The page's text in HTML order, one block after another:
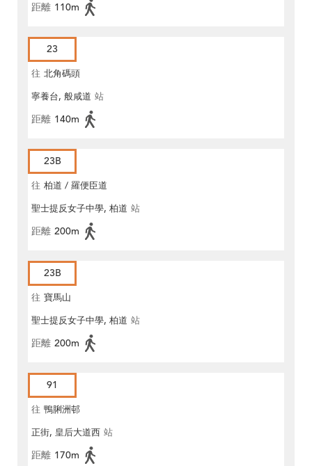
距離 110m
23
往 北角碼頭
寧養台, 般咸道 站
距離 140m
23B
往 柏道 / 羅便臣道
聖士提反女子中學, 柏道 站
距離 200m
23B
往 寶馬山
聖士提反女子中學, 柏道 站
距離 200m
91
往 鴨脷洲邨
正街, 皇后大道西 站
距離 170m